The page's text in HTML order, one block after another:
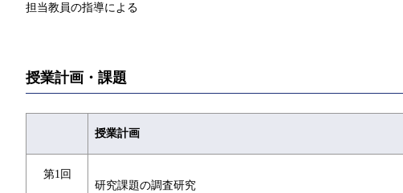
担当教員の指導による
授業計画・課題
授業計画
第1回
研究課題の調査研究